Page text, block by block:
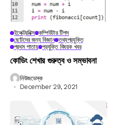
ইলেক্ট্রনিক্স কম্পিউটার টিপস
ছোটদের জন্য বিজ্ঞান তথ্যপ্রযুক্তি
প্রথম পাতায় প্রযুক্তি বিষয়ক খবর
কোডিং শেখার গুরুত্ব ও সম্ভাবনা
নিউজডেস্ক
December 29, 2021